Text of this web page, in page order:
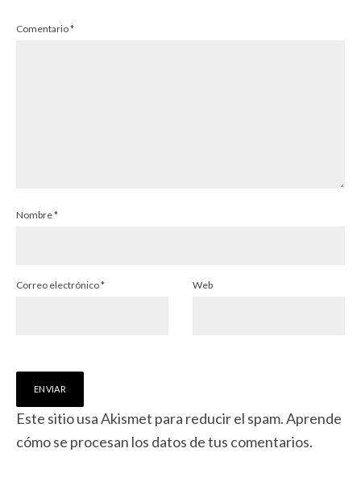
Comentario*
Nombre*
Correo electrónico* Web
Este sitio usa Akismet para reducir el spam.Aprende
cómo se procesan los datos de tus comentarios.